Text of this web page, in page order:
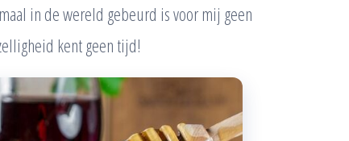
in de wereld gebeurd is voor mij geen
kent geen tijd!